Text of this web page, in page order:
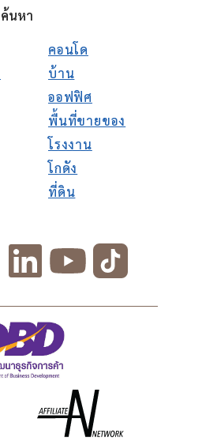
ค้นหา
คอนโด
บ้าน
ออฟฟิศ
พื้นที่ขายของ
โรงงาน
โกดัง
ที่ดิน